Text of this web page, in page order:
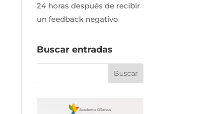
24 horas después de recibir
un feedback negativo
Buscar entradas